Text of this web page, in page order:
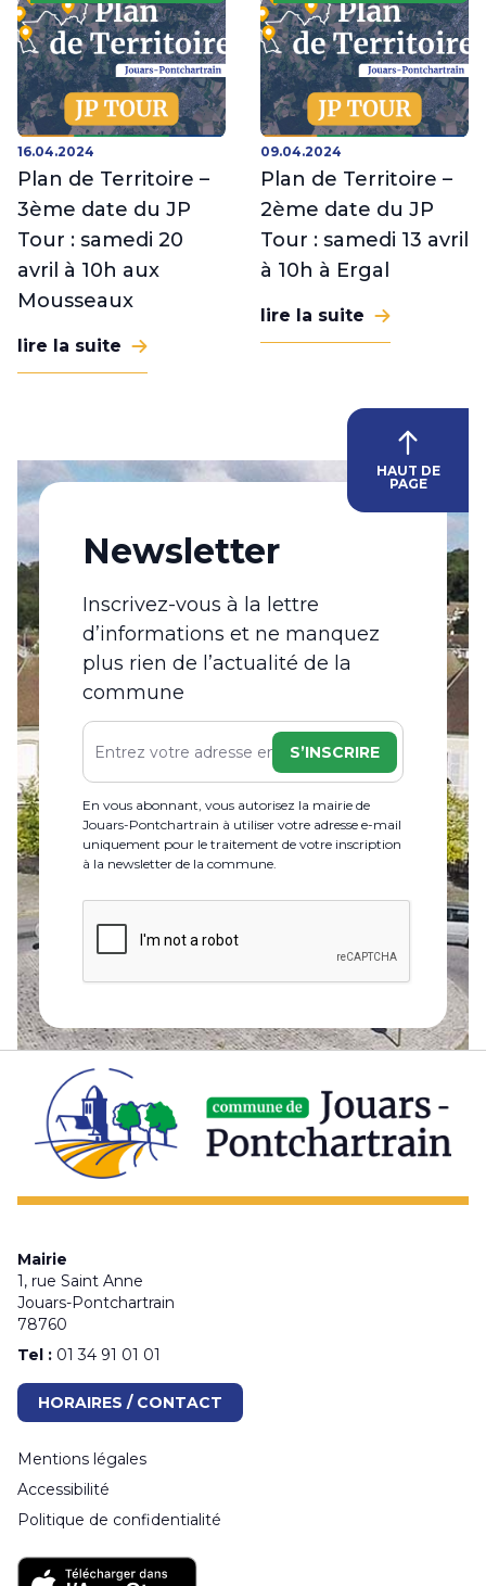
16.04.2024
Plan de Territoire –
3ème date du JP
Tour : samedi 20
avril à 10h aux
Mousseaux
lire la suite
09.04.2024
Plan de Territoire –
2ème date du JP
Tour : samedi 13 avril
à 10h à Ergal
lire la suite
HAUT DE
PAGE
Newsletter
Inscrivez-vous à la lettre
d’informations et ne manquez
plus rien de l’actualité de la
commune
S’INSCRIRE
En vous abonnant, vous autorisez la mairie de
Jouars-Pontchartrain à utiliser votre adresse e-mail
uniquement pour le traitement de votre inscription
à la newsletter de la commune.
Mairie
1, rue Saint Anne
Jouars-Pontchartrain
78760
Tel : 01 34 91 01 01
HORAIRES / CONTACT
Mentions légales
Accessibilité
Politique de confidentialité